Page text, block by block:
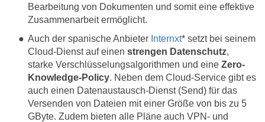
Bearbeitung von Dokumenten und somit eine effektive
Zusammenarbeit ermöglicht.
Auch der spanische Anbieter Internxt* setzt bei seinem
Cloud-Dienst auf einen strengen Datenschutz,
starke Verschlüsselungsalgorithmen und eine Zero-
Knowledge-Policy. Neben dem Cloud-Service gibt es
auch einen Datenaustausch-Dienst (Send) für das
Versenden von Dateien mit einer Größe von bis zu 5
GByte. Zudem bieten alle Pläne auch VPN- und